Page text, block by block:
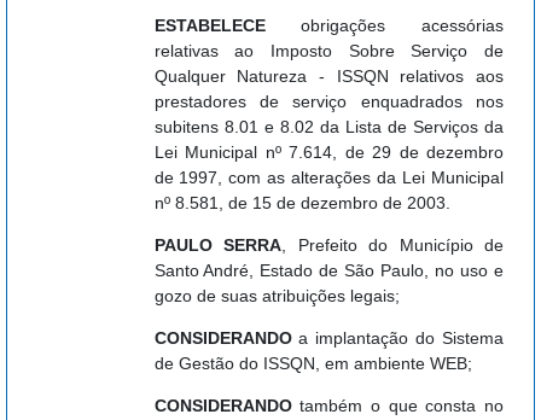
ESTABELECEobrigações acessórias
relativas ao Imposto Sobre Serviço de
Qualquer Natureza - ISSQN relativos aos
prestadores de serviço enquadrados nos
subitens 8.01 e 8.02 da Lista de Serviços da
Lei Municipal nº 7.614, de 29 de dezembro
de 1997, com as alterações da Lei Municipal
nº 8.581, de 15 de dezembro de 2003.
PAULO SERRA , Prefeito do Município de
Santo André, Estado de São Paulo, no uso e
gozo de suas atribuições legais;
CONSIDERANDOa implantação do Sistema
de Gestão do ISSQN, em ambiente WEB;
CONSIDERANDOtambém o que consta no